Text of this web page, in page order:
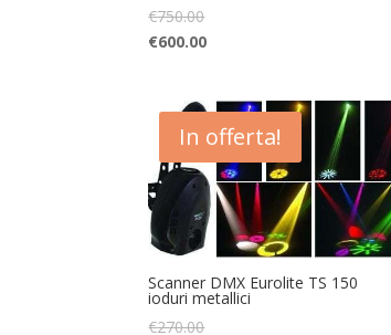
€750.00
€600.00
In offerta!
Scanner DMX Eurolite TS 150
ioduri metallici
€270.00